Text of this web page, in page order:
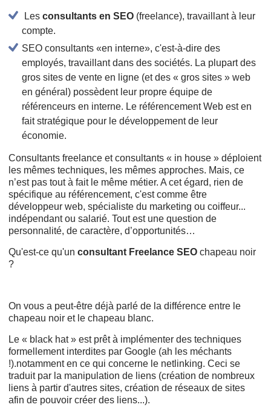
Lesconsultants en SEO (freelance), travaillant à leur
compte.
SEO consultants «en interne», c'est-à-dire des
employés, travaillant dans des sociétés. La plupart des
gros sites de vente en ligne (et des « gros sites » web
en général) possèdent leur propre équipe de
référenceurs en interne. Le référencement Web est en
fait stratégique pour le développement de leur
économie.
Consultants freelance et consultants « in house » déploient
les mêmes techniques, les mêmes approches. Mais, ce
n’est pas tout à fait le même métier. A cet égard, rien de
spécifique au référencement, c'est comme être
développeur web, spécialiste du marketing ou coiffeur...
indépendant ou salarié. Tout est une question de
personnalité, de caractère, d’opportunités…
Qu'est-ce qu'unconsultant Freelance SEOchapeau noir
?
On vous a peut-être déjà parlé de la différence entre le
chapeau noir et le chapeau blanc.
Le « black hat » est prêt à implémenter des techniques
formellement interdites par Google (ah les méchants
!).notamment en ce qui concerne le netlinking. Ceci se
traduit par la manipulation de liens (création de nombreux
liens à partir d'autres sites, création de réseaux de sites
afin de pouvoir créer des liens...).